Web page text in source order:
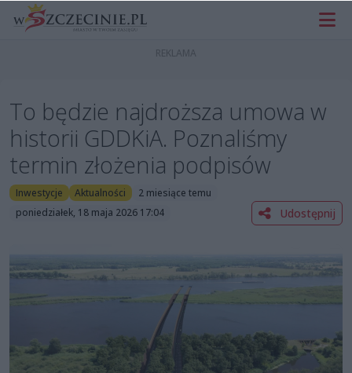
To będzie najdroższa umowa w
historii GDDKiA. Poznaliśmy
termin złożenia podpisów
Inwestycje Aktualności
2 miesiące temu
poniedziałek, 18 maja 2026 17:04
Udostępnij